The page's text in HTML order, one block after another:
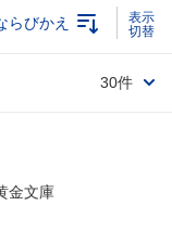
らびかえ
30件
金文庫